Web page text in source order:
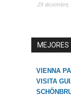
29 diciembre,
MEJORES
VIENNA
VISITA